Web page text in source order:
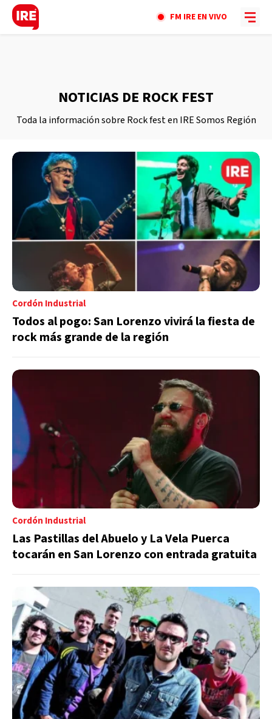
FM IRE EN VIVO
NOTICIAS DE ROCK FEST
Toda la información sobre Rock fest en IRE Somos Región
Cordón Industrial
Todos al pogo: San Lorenzo vivirá la fiesta de
rock más grande de la región
Cordón Industrial
Las Pastillas del Abuelo y La Vela Puerca
tocarán en San Lorenzo con entrada gratuita